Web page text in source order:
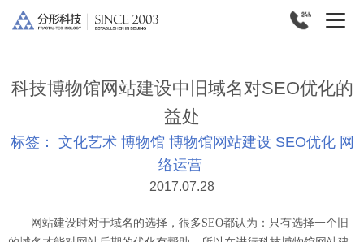
科技博物馆网站建设中旧域名对SEO优化的
益处
标签： 文化艺术 博物馆 博物馆网站建设 SEO优化 网
络运营
2017.07.28
网站建设时对于域名的选择，很多SEO都认为：只有选择一个旧